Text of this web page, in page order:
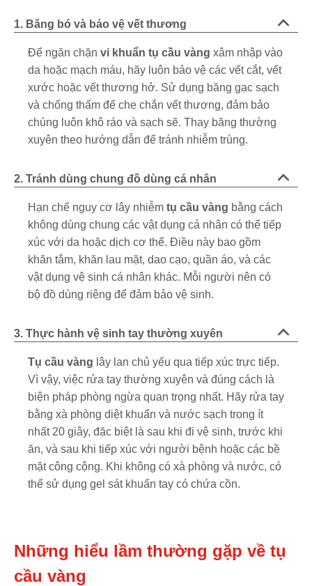
1. Băng bó và bảo vệ vết thương
Để ngăn chặn vi khuẩn tụ cầu vàng xâm nhập vào
da hoặc mạch máu, hãy luôn bảo vệ các vết cắt, vết
xước hoặc vết thương hở. Sử dụng băng gạc sạch
và chống thấm để che chắn vết thương, đảm bảo
chúng luôn khô ráo và sạch sẽ. Thay băng thường
xuyên theo hướng dẫn để tránh nhiễm trùng.
2. Tránh dùng chung đồ dùng cá nhân
Hạn chế nguy cơ lây nhiễm tụ cầu vàng bằng cách
không dùng chung các vật dụng cá nhân có thể tiếp
xúc với da hoặc dịch cơ thể. Điều này bao gồm
khăn tắm, khăn lau mặt, dao cạo, quần áo, và các
vật dụng vệ sinh cá nhân khác. Mỗi người nên có
bộ đồ dùng riêng để đảm bảo vệ sinh.
3. Thực hành vệ sinh tay thường xuyên
Tụ cầu vàng lây lan chủ yếu qua tiếp xúc trực tiếp.
Vì vậy, việc rửa tay thường xuyên và đúng cách là
biện pháp phòng ngừa quan trọng nhất. Hãy rửa tay
bằng xà phòng diệt khuẩn và nước sạch trong ít
nhất 20 giây, đặc biệt là sau khi đi vệ sinh, trước khi
ăn, và sau khi tiếp xúc với người bệnh hoặc các bề
mặt công cộng. Khi không có xà phòng và nước, có
thể sử dụng gel sát khuẩn tay có chứa cồn.
Những hiểu lầm thường gặp về tụ
cầu vàng